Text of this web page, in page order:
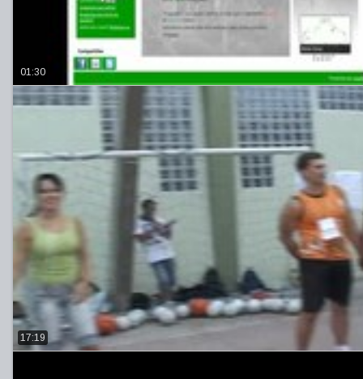
01:30
17:19